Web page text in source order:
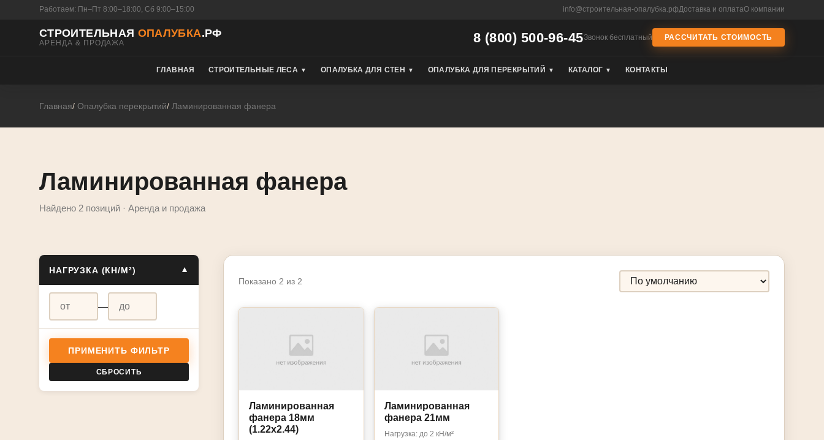
Работаем: Пн–Пт 8:00–18:00, Сб 9:00–15:00 info@строительная-опалубка.рфДоставка и оплатаО компании
СТРОИТЕЛЬНАЯ ОПАЛУБКА.РФ
АРЕНДА & ПРОДАЖА 8 (800) 500-96-45Звонок бесплатный РАССЧИТАТЬ СТОИМОСТЬ
ГЛАВНАЯ СТРОИТЕЛЬНЫЕ ЛЕСА ▼ ОПАЛУБКА ДЛЯ СТЕН ▼ ОПАЛУБКА ДЛЯ ПЕРЕКРЫТИЙ ▼ КАТАЛОГ ▼ КОНТАКТЫ
Главная Опалубка перекрытий Ламинированная фанера
Ламинированная фанера
Найдено 2 позиций · Аренда и продажа
НАГРУЗКА (КН/М²) ▼
—
ПРИМЕНИТЬ ФИЛЬТР
СБРОСИТЬ
Показано 2 из 2
Ламинированная
фанера 18мм
(1.22x2.44)
Ламинированная
фанера 21мм
Нагрузка: до 2 кН/м²